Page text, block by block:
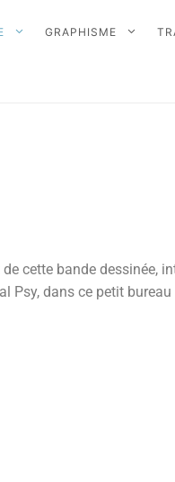
GRAPHISME
cette bande dessinée,
Psy, dans ce petit